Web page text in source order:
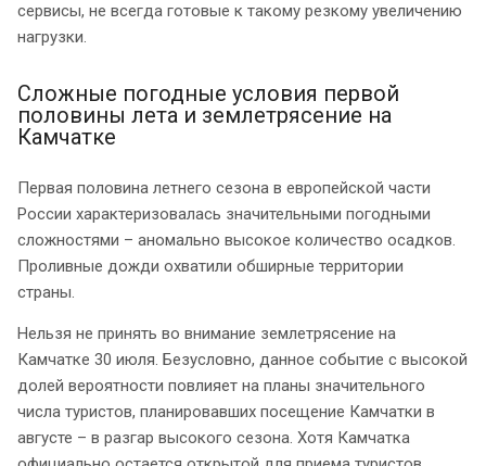
сервисы, не всегда готовые к такому резкому увеличению
нагрузки.
Сложные погодные условия первой
половины лета и землетрясение на
Камчатке
Первая половина летнего сезона в европейской части
России характеризовалась значительными погодными
сложностями – аномально высокое количество осадков.
Проливные дожди охватили обширные территории
страны.
Нельзя не принять во внимание землетрясение на
Камчатке 30 июля. Безусловно, данное событие с высокой
долей вероятности повлияет на планы значительного
числа туристов, планировавших посещение Камчатки в
августе – в разгар высокого сезона. Хотя Камчатка